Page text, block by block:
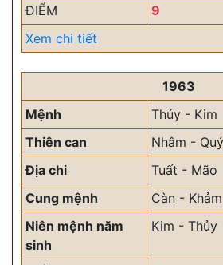
ĐIỂM
9
Xem chi tiết
1963
Mệnh
Thủy - Kim
Thiên can
Nhâm -
Địa chi
Tuất - Mão
Cung mệnh
Càn -
Niên mệnh năm
sinh
Kim - Thủy